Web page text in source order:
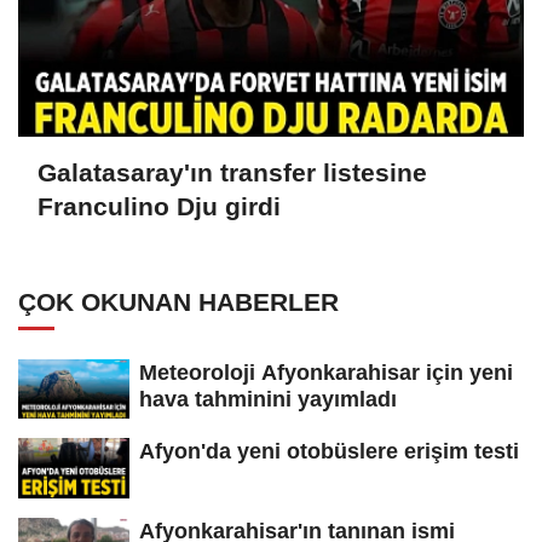
Galatasaray'ın transfer listesine
Franculino Dju girdi
ÇOK OKUNAN HABERLER
Meteoroloji Afyonkarahisar için yeni
hava tahminini yayımladı
Afyon'da yeni otobüslere erişim testi
Afyonkarahisar'ın tanınan ismi